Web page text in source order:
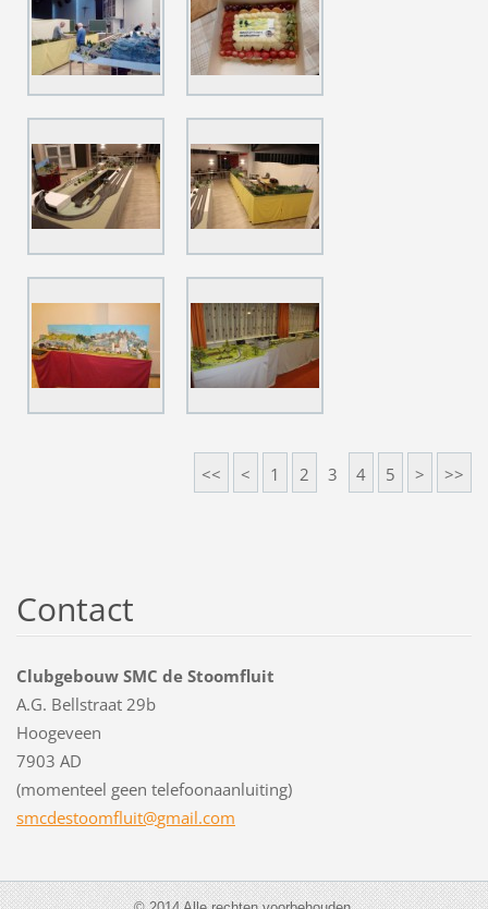
<< < 1 2 3 4 5 > >>
Contact
Clubgebouw SMC de Stoomfluit
A.G. Bellstraat 29b
Hoogeveen
7903 AD
(momenteel geen telefoonaanluiting)
smcdestoomfluit@gmail.com